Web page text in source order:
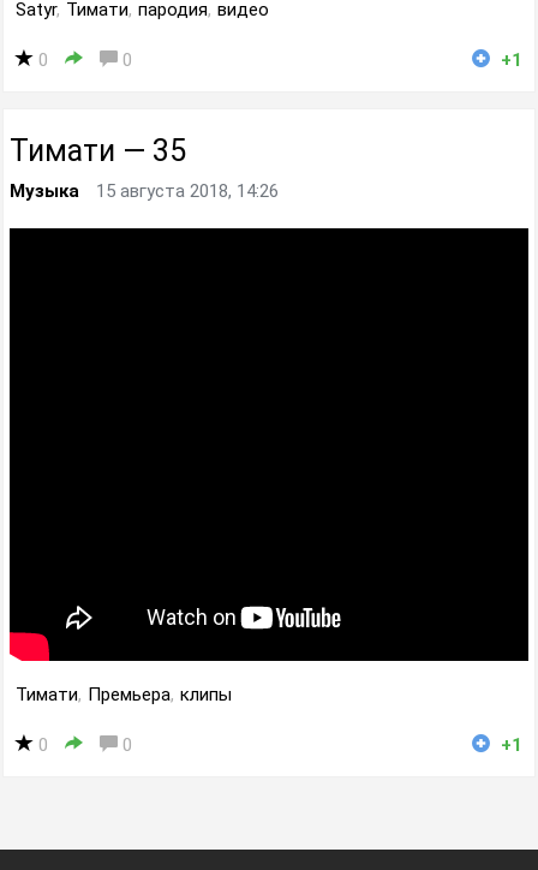
Satyr, Тимати, пародия, видео
0 0 +1
Тимати — 35
Музыка 15 августа 2018, 14:26
Тимати, Премьера, клипы
0 0 +1